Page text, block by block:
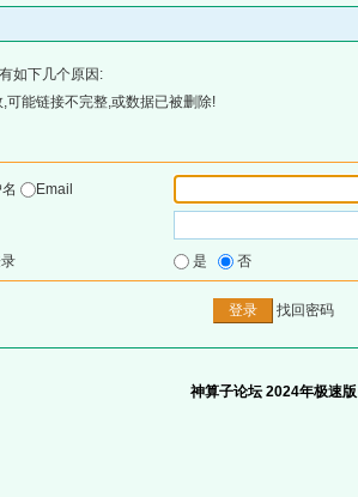
如下几个原因:
能链接不完整,或数据已被删除!
名
Email
是 否
找回密码
神算子论坛 2024年极速版